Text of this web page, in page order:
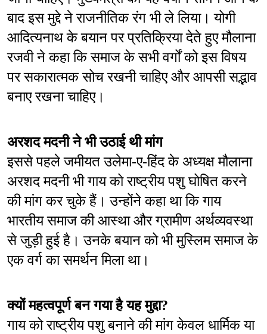
बाद इस मुद्दे ने राजनीतिक रंग भी ले लिया। योगी
आदित्यनाथ के बयान पर प्रतिक्रिया देते हुए मौलाना
रजवी ने कहा कि समाज के सभी वर्गों को इस विषय
पर सकारात्मक सोच रखनी चाहिए और आपसी सद्भाव
बनाए रखना चाहिए।
अरशद मदनी ने भी उठाई थी मांग
इससे पहले जमीयत उलेमा-ए-हिंद के अध्यक्ष मौलाना
अरशद मदनी भी गाय को राष्ट्रीय पशु घोषित करने
की मांग कर चुके हैं। उन्होंने कहा था कि गाय
भारतीय समाज की आस्था और ग्रामीण अर्थव्यवस्था
से जुड़ी हुई है। उनके बयान को भी मुस्लिम समाज के
एक वर्ग का समर्थन मिला था।
क्यों महत्वपूर्ण बन गया है यह मुद्दा?
गाय को राष्ट्रीय पशु बनाने की मांग केवल धार्मिक या